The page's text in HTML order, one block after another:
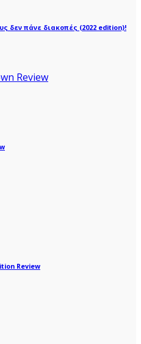
δεν πάνε διακοπές (2022 edition)!
Review